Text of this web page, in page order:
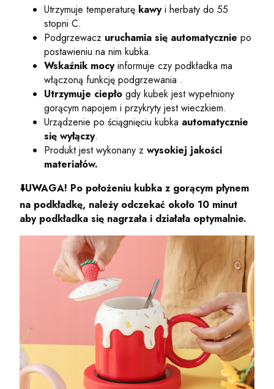
Utrzymuje temperaturę kawyi herbaty do 55
stopni C.
Podgrzewacz uruchamia się automatycznie po
postawieniu na nim kubka.
Wskaźnik mocyinformuje czy podkładka ma
włączoną funkcję podgrzewania .
Utrzymuje ciepło gdy kubek jest wypełniony
gorącym napojem i przykryty jest wieczkiem.
Urządzenie po ściągnięciu kubka automatycznie
się wyłączy.
Produkt jest wykonany z wysokiej jakości
materiałów.
⬇️UWAGA! Po położeniu kubka z gorącym płynem
na podkładkę, należy odczekać około 10 minut
aby podkładka się nagrzała i działała optymalnie.